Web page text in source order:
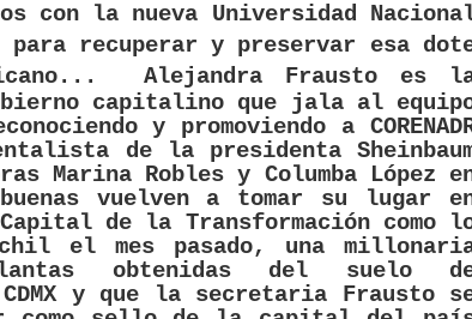
con la nueva Universidad
para recuperar y preservar esa
Alejandra Frausto es
capitalino que jala al
y promoviendo a
de la presidenta
Marina Robles y Columba López
vuelven a tomar su lugar
de la Transformación como
el mes pasado, una
obtenidas del suelo
y que la secretaria Frausto